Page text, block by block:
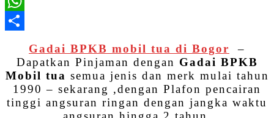
Gadai BPKB mobil tua di Bogor
–
Dapatkan Pinjaman dengan Gadai BPKB
Mobil tua semua jenis dan merk mulai tahun
1990 – sekarang ,dengan Plafon pencairan
tinggi angsuran ringan dengan jangka waktu